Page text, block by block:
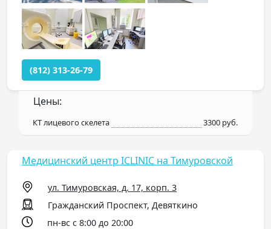
(812) 313-26-79
Цены:
КТ лицевого скелета 3300 руб.
Медицинский центр ICLINIC на Тимуровской
ул. Тимуровская, д. 17, корп. 3
Гражданский Проспект, Девяткино
пн-вс с 8:00 до 20:00